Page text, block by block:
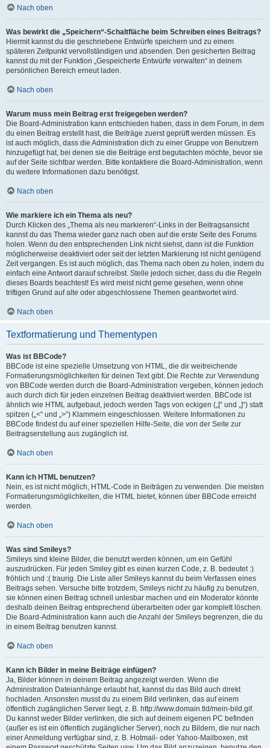
Nach oben
Was bewirkt die „Speichern“-Schaltfläche beim Schreiben eines Beitrags?
Hiermit kannst du die geschriebene Entwürfe speichern und zu einem
späteren Zeitpunkt vervollständigen und absenden. Den gesicherten Beitrag
kannst du mit der Funktion „Gespeicherte Entwürfe verwalten“ in deinem
persönlichen Bereich erneut laden.
Nach oben
Warum muss mein Beitrag erst freigegeben werden?
Die Board-Administration kann entschieden haben, dass in dem Forum, in dem
du einen Beitrag erstellt hast, die Beiträge zuerst geprüft werden müssen. Es
ist auch möglich, dass die Administration dich zu einer Gruppe von Benutzern
hinzugefügt hat, bei denen sie die Beiträge erst begutachten möchte, bevor sie
auf der Seite sichtbar werden. Bitte kontaktiere die Board-Administration, wenn
du weitere Informationen dazu benötigst.
Nach oben
Wie markiere ich ein Thema als neu?
Durch Klicken des „Thema als neu markieren“-Links in der Beitragsansicht
kannst du das Thema wieder ganz nach oben auf die erste Seite des Forums
holen. Wenn du den entsprechenden Link nicht siehst, dann ist die Funktion
möglicherweise deaktiviert oder seit der letzten Markierung ist nicht genügend
Zeit vergangen. Es ist auch möglich, das Thema nach oben zu holen, indem du
einfach eine Antwort darauf schreibst. Stelle jedoch sicher, dass du die Regeln
dieses Boards beachtest! Es wird meist nicht gerne gesehen, wenn ohne
triftigen Grund auf alte oder abgeschlossene Themen geantwortet wird.
Nach oben
Textformatierung und Thementypen
Was ist BBCode?
BBCode ist eine spezielle Umsetzung von HTML, die dir weitreichende
Formatierungsmöglichkeiten für deinen Text gibt. Die Rechte zur Verwendung
von BBCode werden durch die Board-Administration vergeben, können jedoch
auch durch dich für jeden einzelnen Beitrag deaktiviert werden. BBCode ist
ähnlich wie HTML aufgebaut, jedoch werden Tags von eckigen („[“ und „]“) statt
spitzen („<“ und „>“) Klammern eingeschlossen. Weitere Informationen zu
BBCode findest du auf einer speziellen Hilfe-Seite, die von der Seite zur
Beitragserstellung aus zugänglich ist.
Nach oben
Kann ich HTML benutzen?
Nein, es ist nicht möglich, HTML-Code in Beiträgen zu verwenden. Die meisten
Formatierungsmöglichkeiten, die HTML bietet, können über BBCode erreicht
werden.
Nach oben
Was sind Smileys?
Smileys sind kleine Bilder, die benutzt werden können, um ein Gefühl
auszudrücken. Für jeden Smiley gibt es einen kurzen Code, z. B. bedeutet :)
fröhlich und :( traurig. Die Liste aller Smileys kannst du beim Verfassen eines
Beitrags sehen. Versuche bitte trotzdem, Smileys nicht zu häufig zu benutzen,
sie können einen Beitrag schnell unlesbar machen und ein Moderator könnte
deshalb deinen Beitrag entsprechend überarbeiten oder gar komplett löschen.
Die Board-Administration kann auch die Anzahl der Smileys begrenzen, die du
in einem Beitrag benutzen kannst.
Nach oben
Kann ich Bilder in meine Beiträge einfügen?
Ja, Bilder können in deinem Beitrag angezeigt werden. Wenn die
Administration Dateianhänge erlaubt hat, kannst du das Bild auch direkt
hochladen. Ansonsten musst du zu einem Bild verlinken, das auf einem
öffentlich zugänglichen Server liegt, z. B. http://www.domain.tld/mein-bild.gif.
Du kannst weder Bilder verlinken, die sich auf deinem eigenen PC befinden
(außer es ist ein öffentlich zugänglicher Server), noch zu Bildern, die nur nach
einer Anmeldung verfügbar sind, z. B. Hotmail- oder Yahoo-Mailboxen, mit